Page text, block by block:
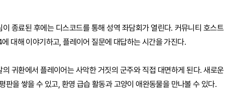
종료된 후에는 디스코드를 통해 성역 좌담회가 열린다. 커뮤니티 호스
대해 이야기하고, 플레이어 질문에 대답하는 시간을 가진다.
귀환에서 플레이어는 사악한 거짓의 군주와 직접 대면하게 된다. 새로
판을 쌓을 수 있고, 환영 급습 활동과 고양이 애완동물을 만나볼 수 있다.